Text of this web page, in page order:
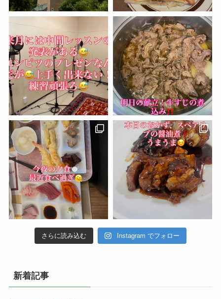
さらに読み込む Instagram でフォロー
新着記事